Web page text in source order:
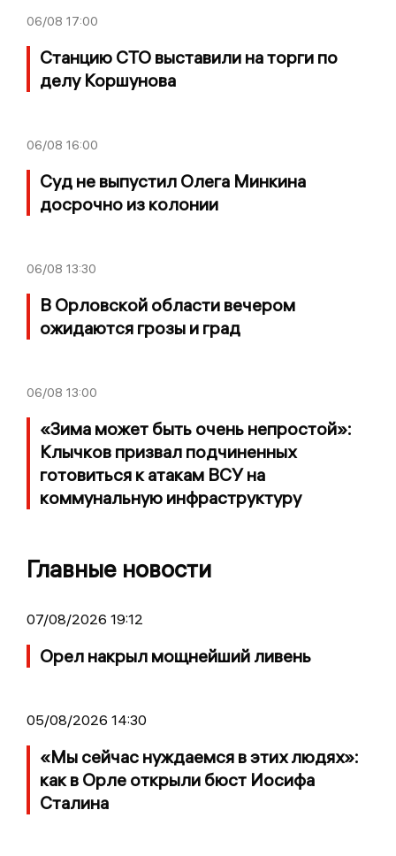
06/08 17:00
Станцию СТО выставили на торги по
делу Коршунова
06/08 16:00
Суд не выпустил Олега Минкина
досрочно из колонии
06/08 13:30
В Орловской области вечером
ожидаются грозы и град
06/08 13:00
«Зима может быть очень непростой»:
Клычков призвал подчиненных
готовиться к атакам ВСУ на
коммунальную инфраструктуру
Главные новости
07/08/2026 19:12
Орел накрыл мощнейший ливень
05/08/2026 14:30
«Мы сейчас нуждаемся в этих людях»:
как в Орле открыли бюст Иосифа
Сталина